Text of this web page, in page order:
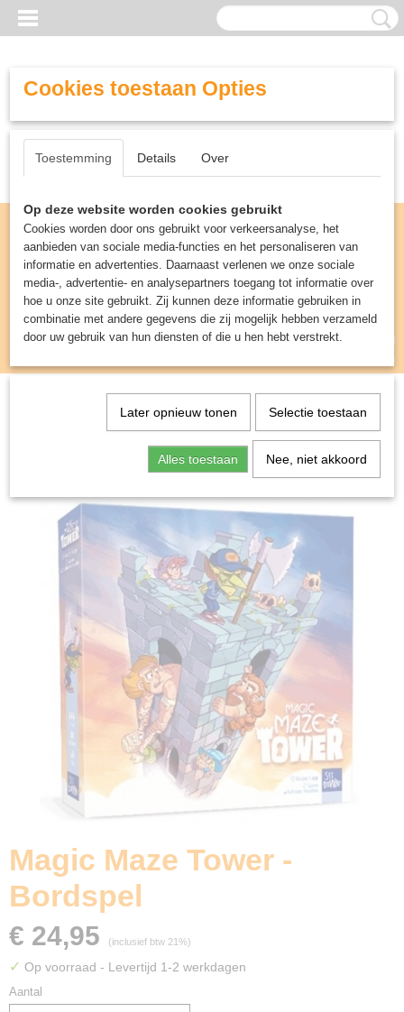
Inloggen Registreren
UW WINKELWAGEN
(0)
Spellen & Puzzels> Magic Maze Tower -
Magic Maze Tower -
Bordspel
€ 24,95 (inclusief btw 21%)
✓ Op voorraad - Levertijd 1-2 werkdagen
Aantal
Cookies toestaan Opties
Toestemming Details Over
Op deze website worden cookies gebruikt
Cookies worden door ons gebruikt voor verkeersanalyse, het
aanbieden van sociale media-functies en het personaliseren van
informatie en advertenties. Daarnaast verlenen we onze sociale
media-, advertentie- en analysepartners toegang tot informatie over
hoe u onze site gebruikt. Zij kunnen deze informatie gebruiken in
combinatie met andere gegevens die zij mogelijk hebben verzameld
door uw gebruik van hun diensten of die u hen hebt verstrekt.
Later opnieuw tonen Selectie toestaan
Alles toestaan Nee, niet akkoord